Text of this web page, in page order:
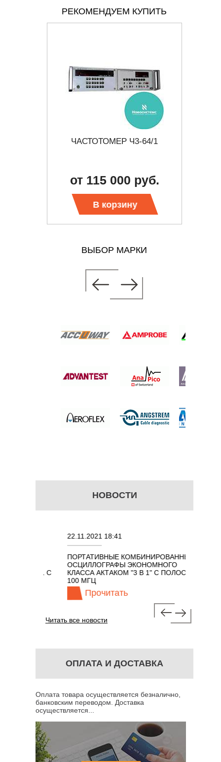
НОВОСТИ
22.11.2021 18:41
ПОРТАТИВНЫЕ КОМБИНИРОВАННЫЕ
ОСЦИЛЛОГРАФЫ ЭКОНОМНОГО
КЛАССА АКТАКОМ "3 В 1" С ПОЛОСОЙ
100 МГЦ
Прочитать
Читать все новости
ОПЛАТА И ДОСТАВКА
Оплата товара осуществляется безналично,
банковским переводом. Доставка
осуществляется...
РЕКОМЕНДУЕМ КУПИТЬ
ЧАСТОТОМЕР Ч3-64/1
от 115 000 руб.
В корзину
ВЫБОР МАРКИ